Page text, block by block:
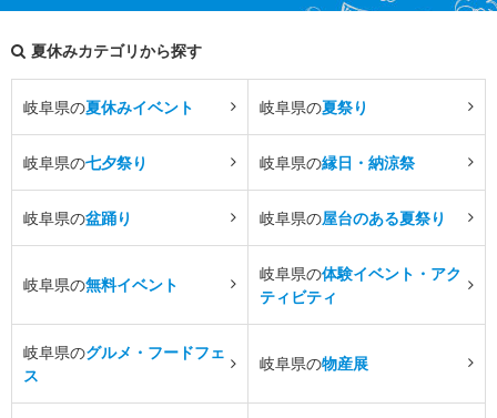
夏休みカテゴリから探す
岐阜県の夏休みイベント 岐阜県の夏祭り
岐阜県の七夕祭り 岐阜県の縁日・納涼祭
岐阜県の盆踊り 岐阜県の屋台のある夏祭り
岐阜県の無料イベント
岐阜県の体験イベント・アク
ティビティ
岐阜県のグルメ・フードフェ
ス
岐阜県の物産展